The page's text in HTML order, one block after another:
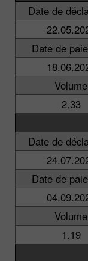
Date de
Date de
Volume
2.33
Date de
Date de
Volume
1.19